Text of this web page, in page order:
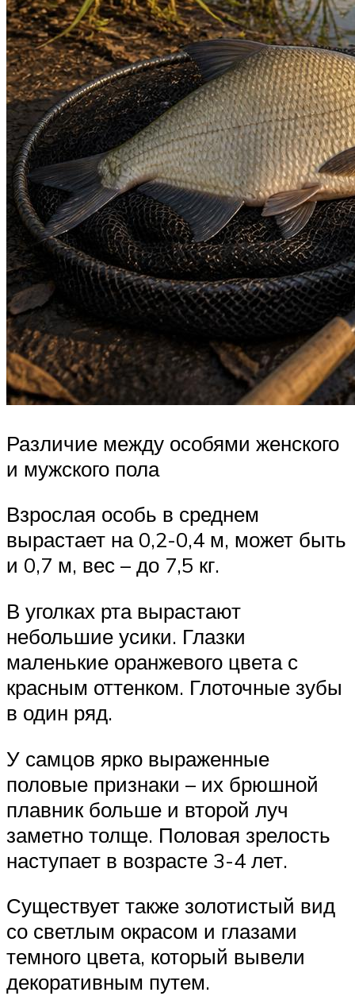
Различие между особями женского
и мужского пола
Взрослая особь в среднем
вырастает на 0,2-0,4 м, может быть
и 0,7 м, вес – до 7,5 кг.
В уголках рта вырастают
небольшие усики. Глазки
маленькие оранжевого цвета с
красным оттенком. Глоточные зубы
в один ряд.
У самцов ярко выраженные
половые признаки – их брюшной
плавник больше и второй луч
заметно толще. Половая зрелость
наступает в возрасте 3-4 лет.
Существует также золотистый вид
со светлым окрасом и глазами
темного цвета, который вывели
декоративным путем.